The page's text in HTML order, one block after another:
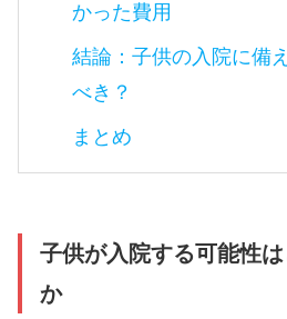
かった費用
結論：子供の入院に備
べき？
まとめ
子供が入院する可能性
か